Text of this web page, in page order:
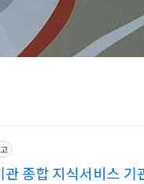
종합 지식서비스 기